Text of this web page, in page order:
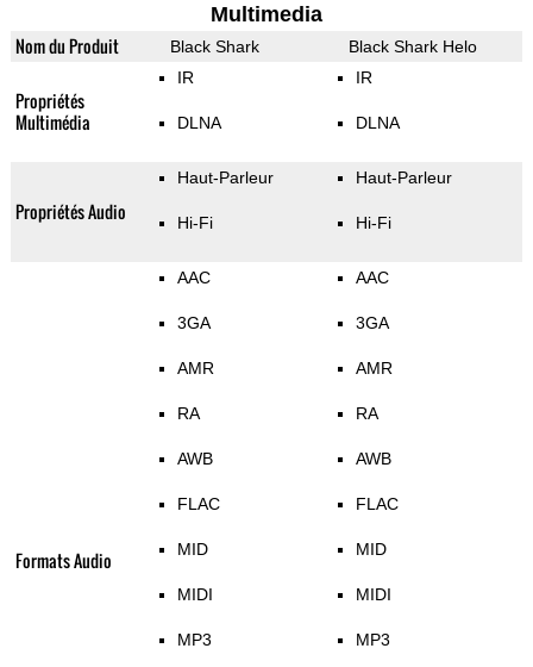
Multimedia
Nom du Produit Black Shark Black Shark Helo
Propriétés
Multimédia
IR
DLNA
IR
DLNA
Propriétés Audio
Haut-Parleur
Hi-Fi
Haut-Parleur
Hi-Fi
Formats Audio
AAC
3GA
AMR
RA
AWB
FLAC
MID
MIDI
MP3
AAC
3GA
AMR
RA
AWB
FLAC
MID
MIDI
MP3